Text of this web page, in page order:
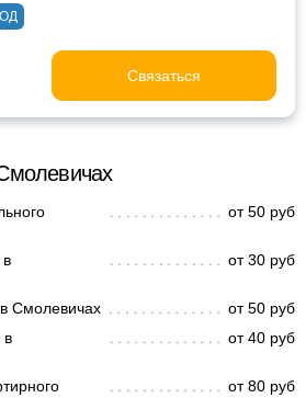
Связаться
от 50 руб
в
от 30 руб
Смолевичах
от 50 руб
в
от 40 руб
от 80 руб